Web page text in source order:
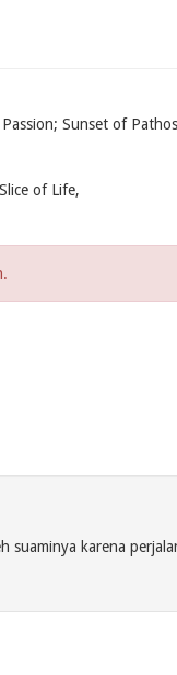
Sunset of Pathos
of Life,
karena